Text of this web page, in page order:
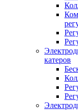
катеров